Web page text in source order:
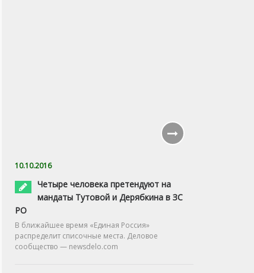
10.10.2016
Четыре человека претендуют на
мандаты Тутовой и Дерябкина в ЗС
РО
В ближайшее время «Единая Россия»
распределит списочные места. Деловое
сообщество — newsdelo.com